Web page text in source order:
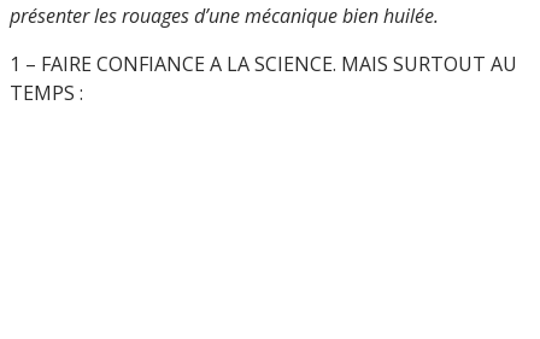
présenter les rouages d’une mécanique bien huilée.
1 – FAIRE CONFIANCE A LA SCIENCE. MAIS SURTOUT AU
TEMPS :